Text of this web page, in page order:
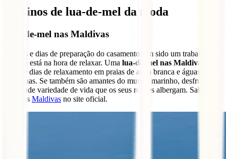
Destinos de lua-de-mel da moda
Lua-de-mel nas Maldivas
Os dias e dias de preparação do casamento têm sido um trabalho
árduo e está na hora de relaxar. Uma lua-de-mel nas Maldivas
garante dias de relaxamento em praias de areia branca e águas
cristalinas. Se também são amantes do mundo marinho, desfrutarão
da grande variedade de vida que os seus recifes albergam. Sabe mais
sobre as Maldivas no site oficial.